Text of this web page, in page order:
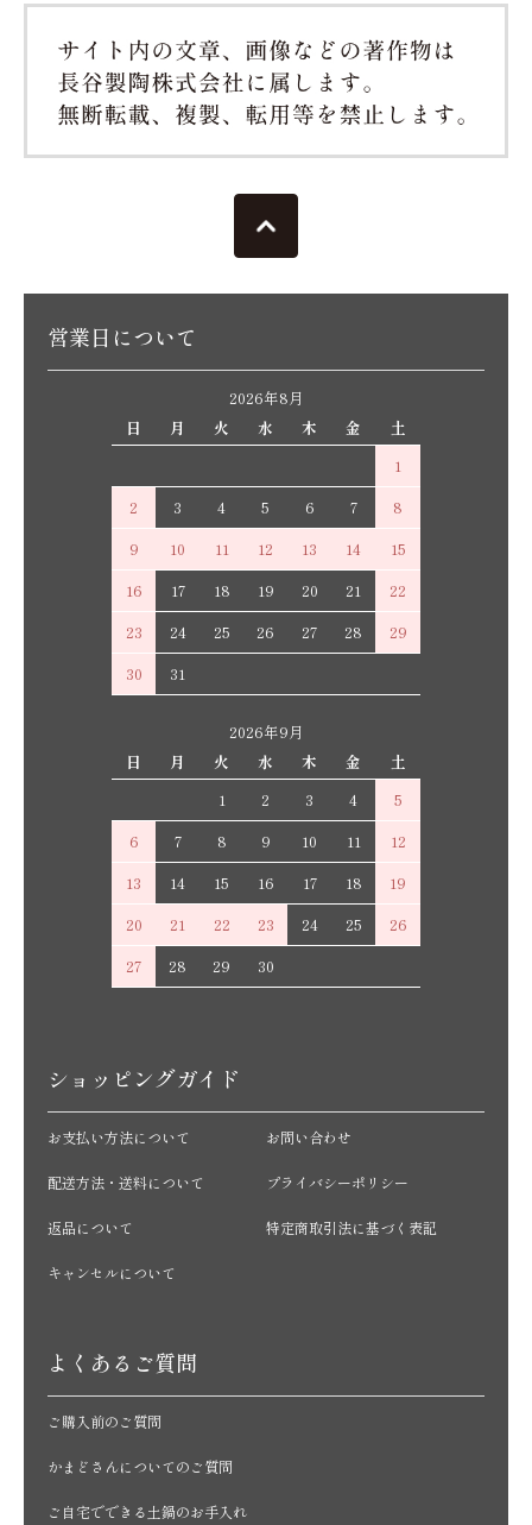
営業日について
2026年8月
日
月 火 水 木 金
土
1
2
3 4 5 6 7
8
9
10 11 12 13 14
15
16
17 18 19 20 21
22
23
24 25 26 27 28
29
30
31
2026年9月
日
月 火 水 木 金
土
1
2 3 4
5
6
7 8 9 10 11
12
13
14 15 16 17 18
19
20
21 22 23 24 25
26
27
28 29 30
ショッピングガイド
お支払い方法について
配送方法・送料について
返品について
キャンセルについて
お問い合わせ
プライバシーポリシー
特定商取引法に基づく表記
よくあるご質問
ご購入前のご質問
かまどさんについてのご質問
ご自宅でできる土鍋のお手入れ